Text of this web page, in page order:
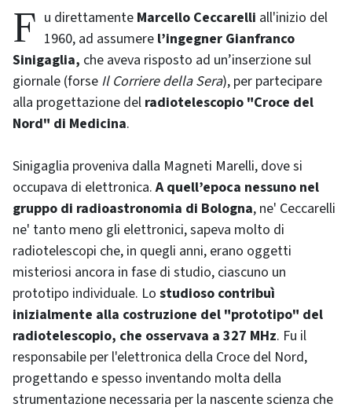
Fu direttamente Marcello Ceccarelli all'inizio del
1960, ad assumere l’ingegner Gianfranco
Sinigaglia, che aveva risposto ad un’inserzione sul
giornale (forse Il Corriere della Sera), per partecipare
alla progettazione del radiotelescopio "Croce del
Nord" di Medicina.
Sinigaglia proveniva dalla Magneti Marelli, dove si
occupava di elettronica.A quell’epoca nessuno nel
gruppo di radioastronomia di Bologna, ne' Ceccarelli
ne' tanto meno gli elettronici, sapeva molto di
radiotelescopi che, in quegli anni, erano oggetti
misteriosi ancora in fase di studio, ciascuno un
prototipo individuale. Lo studioso contribuì
inizialmente alla costruzione del "prototipo" del
radiotelescopio, che osservava a 327 MHz. Fu il
responsabile per l'elettronica della Croce del Nord,
progettando e spesso inventando molta della
strumentazione necessaria per la nascente scienza che